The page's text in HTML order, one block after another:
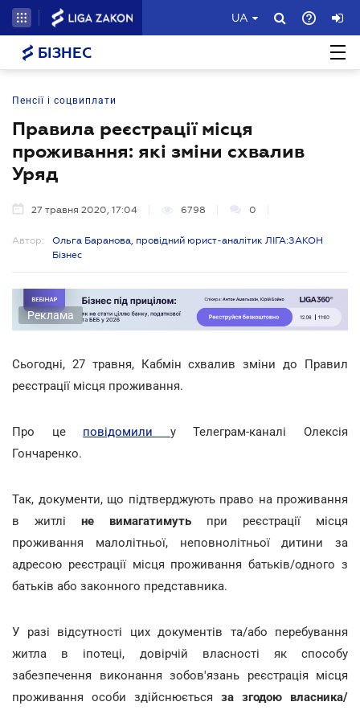
UA
БІЗНЕС
Пенсії і соцвиплати
Правила реєстрації місця
проживання: які зміни схвалив
Уряд
27 травня 2020, 17:04 6798 0
Автор:
Ольга Баранова, провідний юрист-аналітик ЛІГА:ЗАКОН
Бізнес
Реклама
Сьогодні, 27 травня, Кабмін схвалив зміни до Правил
реєстрації місця проживання.
Про це повідомили у Телеграм-каналі Олексія
Гончаренко.
Так, документи, що підтверджують право на проживання
в житлі не вимагатимуть при реєстрації місця
проживання малолітньої, неповнолітньої дитини за
адресою реєстрації місця проживання батьків/одного з
батьків або законного представника.
У разі відсутності цих документів та/або перебування
житла в іпотеці, довірчій власності як способу
забезпечення виконання зобов'язань реєстрація місця
проживання особи здійснюється за згодою власника/